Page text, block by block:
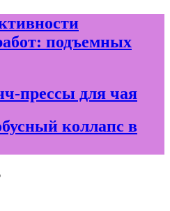
подъемных
прессы для чая
коллапс в